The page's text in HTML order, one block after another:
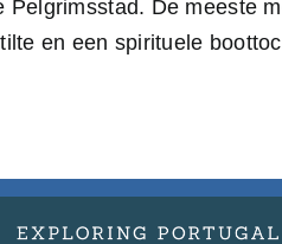
De meeste
en een spirituele